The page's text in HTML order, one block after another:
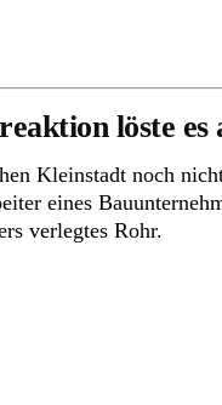
löste es
Kleinstadt noch
eines
verlegtes Rohr.